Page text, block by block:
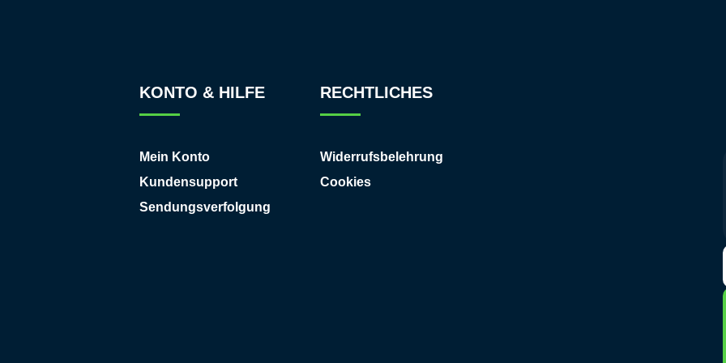
KONTO & HILFE
Mein Konto
Kundensupport
Sendungsverfolgung
RECHTLICHES
Widerrufsbelehrung
Cookies